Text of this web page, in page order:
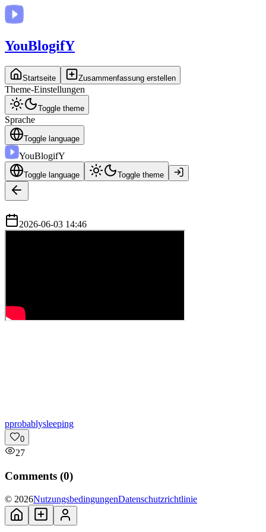
YouBlogifY
Startseite Zusammenfassung erstellen
Theme-Einstellungen
Toggle theme
Sprache
Toggle language
YouBlogifY
Toggle language Toggle theme
2026-06-03 14:46
pprobablysleeping
0
27
Comments (0)
© 2026NutzungsbedingungenDatenschutzrichtlinie